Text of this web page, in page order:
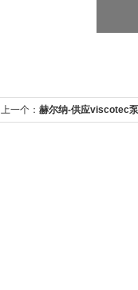
上一个： 赫尔纳-供应viscotec泵